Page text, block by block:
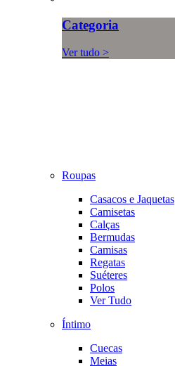
Categoria
Ver tudo >
Roupas
Casacos e Jaquetas
Camisetas
Calças
Bermudas
Camisas
Regatas
Suéteres
Polos
Ver Tudo
Íntimo
Cuecas
Meias